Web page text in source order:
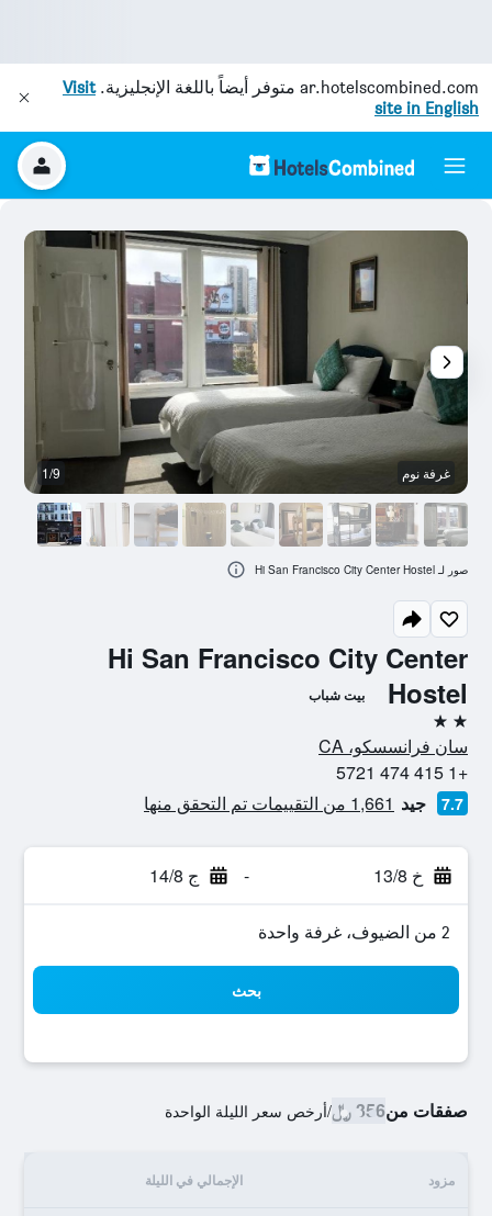
ar.hotelscombined.com متوفر أيضاً باللغة الإنجليزية.Visit
site in English
Hi San Francisco City Center
Hostel
بيت شباب
2 نجمتين
سان فرانسسكو، CA
+1 415 474 5721
7.7 جيد 1,661 من التقييمات تم التحقق منها
خ 13/8 - ج 14/8
2 من الضيوف، غرفة واحدة
بحث
صفقات من356 ﷼ /أرخص سعر الليلة الواحدة
مزود الإجمالي في الليلة
غرفة نوم 1/9
صور لـ Hi San Francisco City Center Hostel